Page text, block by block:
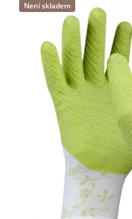
Není skladem